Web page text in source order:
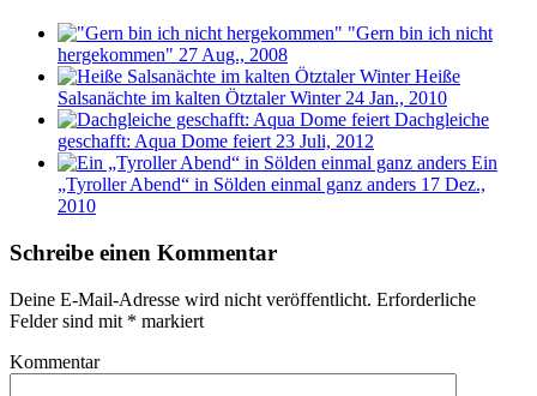
"Gern bin ich nicht
hergekommen" 27 Aug., 2008
Heiße
Salsanächte im kalten Ötztaler Winter 24 Jan., 2010
Dachgleiche
geschafft: Aqua Dome feiert 23 Juli, 2012
Ein
„Tyroller Abend“ in Sölden einmal ganz anders 17 Dez.,
2010
Schreibe einen Kommentar
Deine E-Mail-Adresse wird nicht veröffentlicht. Erforderliche
Felder sind mit * markiert
Kommentar